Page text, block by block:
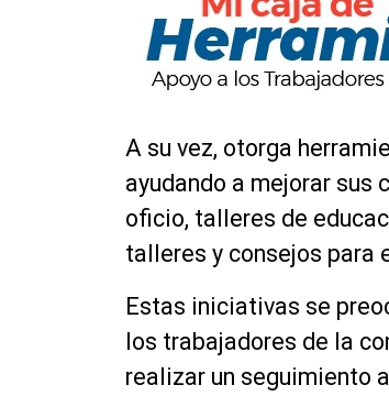
A su vez, otorga
ayudando a mejorar sus
oficio, talleres de
talleres y consejos para
Estas iniciativas se
los trabajadores de la
realizar un seguimiento